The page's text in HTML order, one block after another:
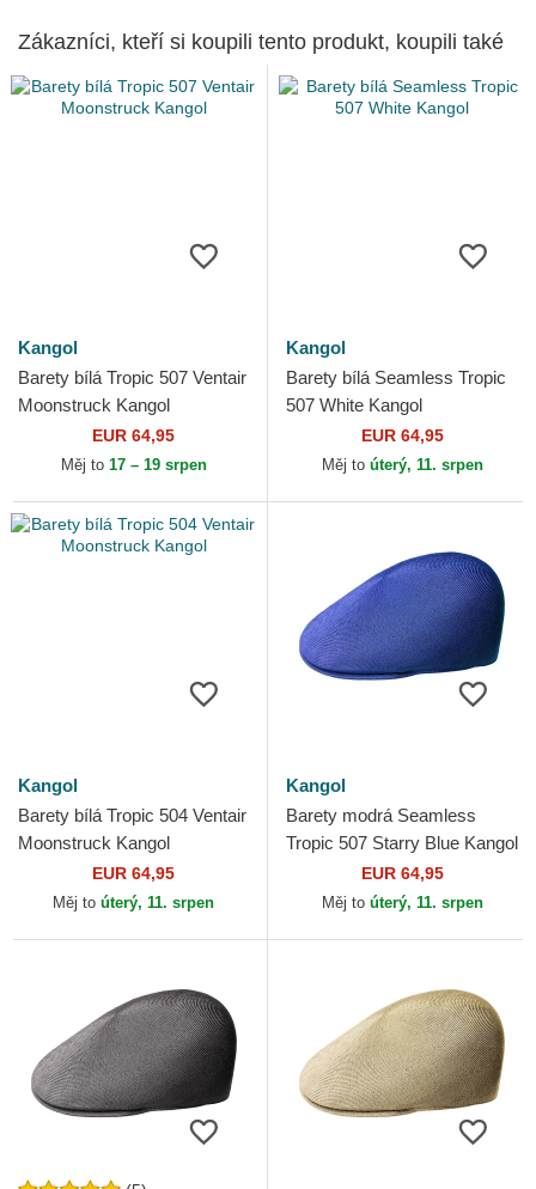
Zákazníci, kteří si koupili tento produkt, koupili také
Kangol
Barety bílá Tropic 507 Ventair
Moonstruck Kangol
EUR 64,95
Měj to 17 – 19 srpen
Kangol
Barety bílá Seamless Tropic
507 White Kangol
EUR 64,95
Měj to úterý, 11. srpen
Kangol
Barety bílá Tropic 504 Ventair
Moonstruck Kangol
EUR 64,95
Měj to úterý, 11. srpen
Kangol
Barety modrá Seamless
Tropic 507 Starry Blue Kangol
EUR 64,95
Měj to úterý, 11. srpen